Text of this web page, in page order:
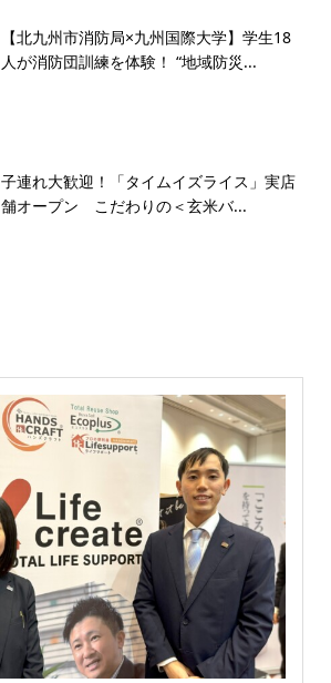
【北九州市消防局×九州国際大学】学生18
人が消防団訓練を体験！ “地域防災...
子連れ大歓迎！「タイムイズライス」実店
舗オープン こだわりの＜玄米バ...